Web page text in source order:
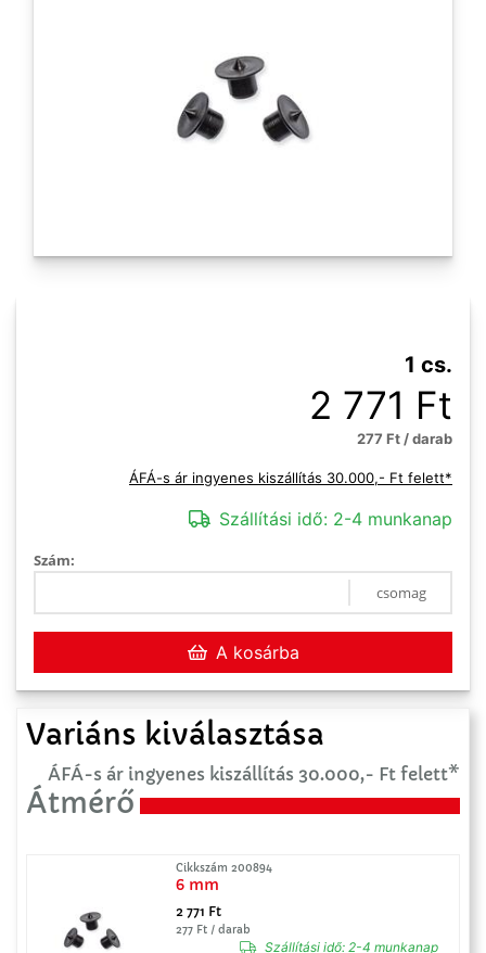
1 cs.
2 771 Ft
277 Ft / darab
ÁFÁ-s ár ingyenes kiszállítás 30.000,- Ft felett*
Szállítási idő: 2-4 munkanap
Szám:
csomag
A kosárba
Variáns kiválasztása
ÁFÁ-s ár ingyenes kiszállítás 30.000,- Ft felett*
Átmérő
Cikkszám 200894
6 mm
2 771 Ft
277 Ft / darab
Szállítási idő:2-4 munkanap